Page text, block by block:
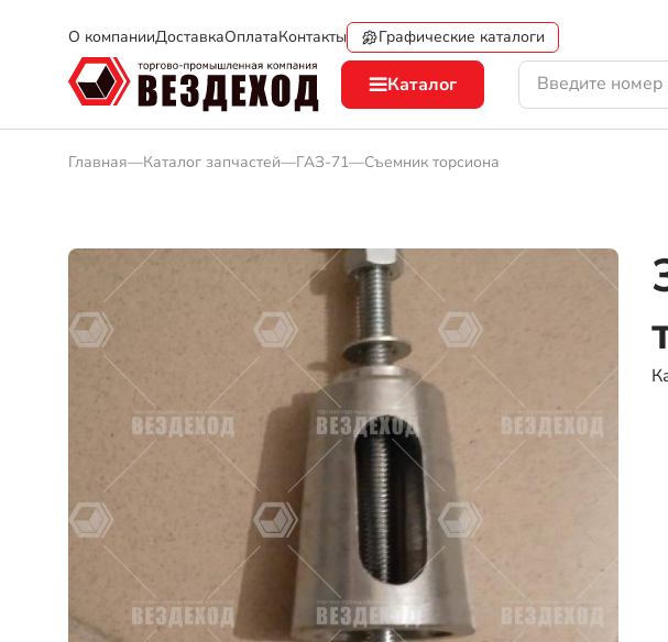
О компанииДоставкаОплатаКонтакты Графические каталоги
Каталог
Главная—Каталог запчастей—ГАЗ-71—Съемник торсиона